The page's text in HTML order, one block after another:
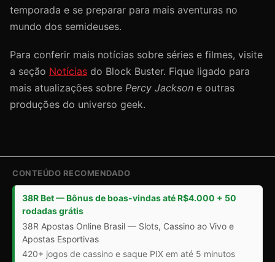
temporada e se preparar para mais aventuras no
mundo dos semideuses.
Para conferir mais notícias sobre séries e filmes, visite
a seção Notícias do Block Buster. Fique ligado para
mais atualizações sobre Percy Jackson e outras
produções do universo geek.
CONTEÚDO RECOMENDADO
38R Bet — Bônus de boas-vindas até R$4.000 + 50
rodadas grátis
38R Apostas Online Brasil — Slots, Cassino ao Vivo e
Apostas Esportivas
420+ jogos de cassino e saque PIX em até 5 minutos